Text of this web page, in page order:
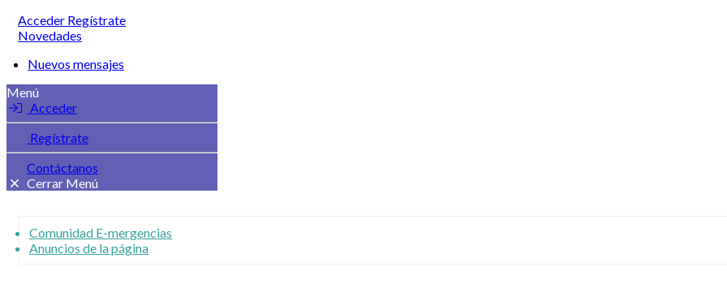
Acceder Regístrate
Novedades
Nuevos mensajes
Menú
Acceder
Regístrate
Contáctanos
Cerrar Menú
Comunidad E-mergencias
Anuncios de la página